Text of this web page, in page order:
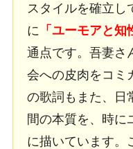
スタイルを確立し
に 「ユーモアと知
通点です。吾妻さ
会への皮肉をコミ
の歌詞もまた、日
間の本質を、時に
に描いています。